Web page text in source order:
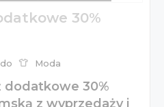
30%
Moda
dodatkowe 30%
z wyprzedaży i